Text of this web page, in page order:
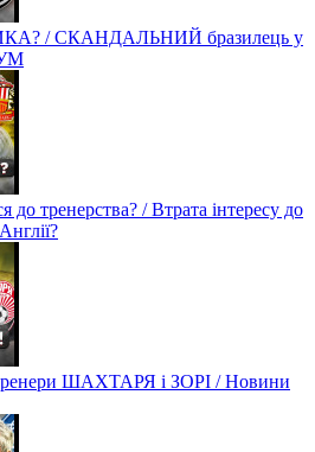
/ СКАНДАЛЬНИЙ бразилець у
тренерства? / Втрата інтересу до
ШАХТАРЯ і ЗОРІ / Новини